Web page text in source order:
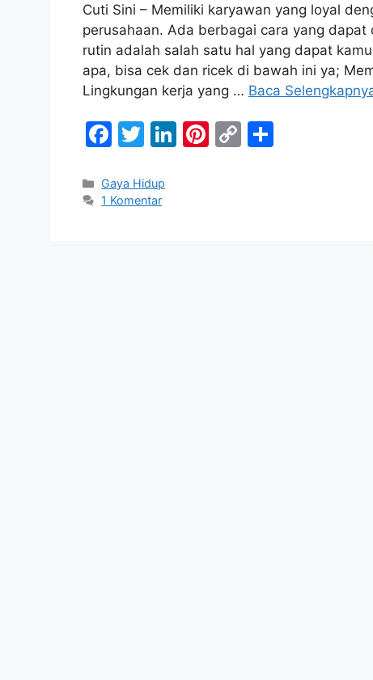
c
e
b
o
o
k
itt
er
k
e
dI
n
er
e
st
p
y
Li
n
k
ar
e
Cuti Sini – Memiliki karyawan yang loyal
perusahaan. Ada berbagai cara yang
rutin adalah salah satu hal yang dapat
apa, bisa cek dan ricek di bawah ini ya;
Lingkungan kerja yang … Baca
F
c
e
T
itt
er
Li Pi C
Kategori
Gaya Hidup
1 Komentar